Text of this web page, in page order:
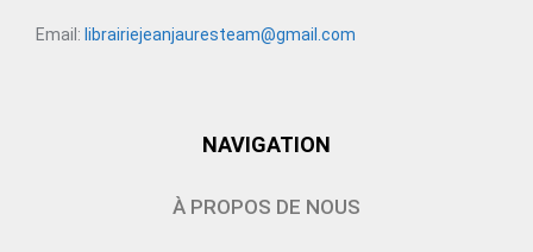
Email: librairiejeanjauresteam@gmail.com
NAVIGATION
À PROPOS DE NOUS